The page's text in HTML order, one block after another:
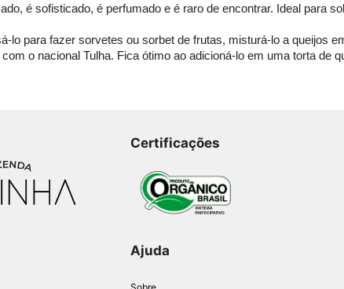
é sofisticado, é perfumado e é raro de encontrar. Ideal para
lo para fazer sorvetes ou sorbet de frutas, misturá-lo a queijos
o nacional Tulha. Fica ótimo ao adicioná-lo em uma torta de
Certificações
Ajuda